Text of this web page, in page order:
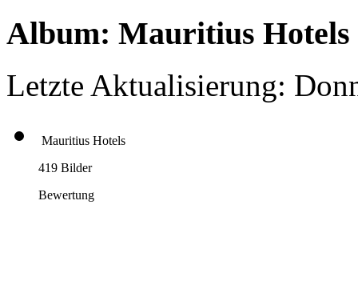
Album: Mauritius Hotels
Letzte Aktualisierung:
Mauritius Hotels
419 Bilder
Bewertung